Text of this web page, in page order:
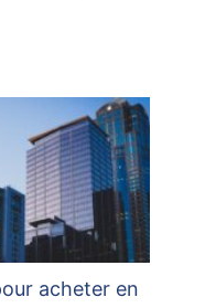
acheter en